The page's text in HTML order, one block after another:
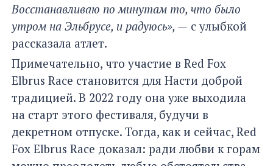
Восстанавливаю по минутам то, что было
утром на Эльбрусе, и радуюсь», — с улыбкой
рассказала атлет.
Примечательно, что участие в Red Fox
Elbrus Race становится для Насти доброй
традицией. В 2022 году она уже выходила
на старт этого фестиваля, будучи в
декретном отпуске. Тогда, как и сейчас, Red
Fox Elbrus Race доказал: ради любви к горам